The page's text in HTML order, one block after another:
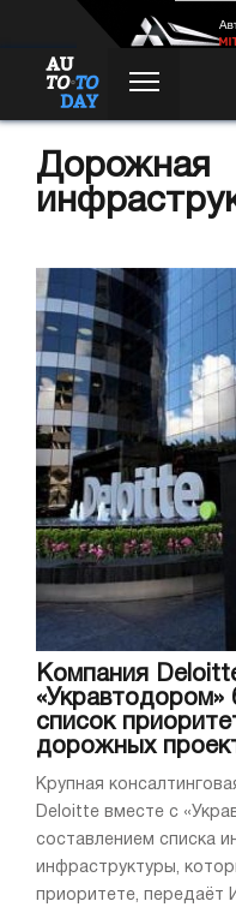
Дорожная
Компания
список
дорожных
Крупная
Deloitte вместе с
составлением списка
инфраструктуры,
приоритете, передаёт